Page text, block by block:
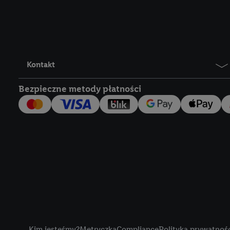
Kontakt
Bezpieczne metody płatności
Lidl Plus, możemy
wymienionych
następnie
użytkownika w
my i jeden z innych
Użytkownik upoważnia
usługach Lidl. Utiq
tak, Utiq udostępni
numeru
wykorzystany do
szczególności
obsługiwanych przez
korzystanie z
lub